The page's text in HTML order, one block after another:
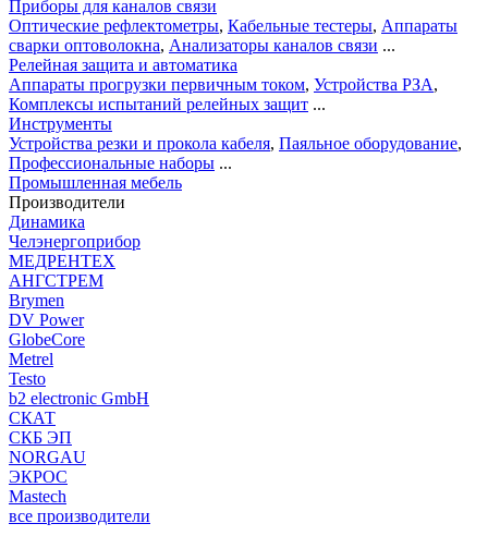
Приборы для каналов связи
Оптические рефлектометры, Кабельные тестеры, Аппараты
сварки оптоволокна, Анализаторы каналов связи ...
Релейная защита и автоматика
Аппараты прогрузки первичным током, Устройства РЗА,
Комплексы испытаний релейных защит ...
Инструменты
Устройства резки и прокола кабеля, Паяльное оборудование,
Профессиональные наборы ...
Промышленная мебель
Производители
Динамика
Челэнергоприбор
МЕДРЕНТЕХ
АНГСТРЕМ
Brymen
DV Power
GlobeCore
Metrel
Testo
b2 electronic GmbH
СКАТ
СКБ ЭП
NORGAU
ЭКРОС
Mastech
все производители